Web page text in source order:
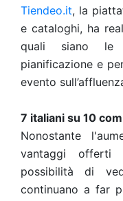
Tiendeo.it, la
e cataloghi, ha
quali siano le
pianificazione e
evento
7 italiani su 10
Nonostante
vantaggi
possibilità di
continuano a far